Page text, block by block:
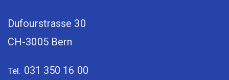
Dufourstrasse 30
CH-3005 Bern
Tel. 031 350 16 00